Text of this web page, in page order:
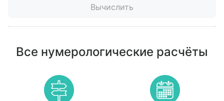
Вычислить
Все нумерологические расчёты